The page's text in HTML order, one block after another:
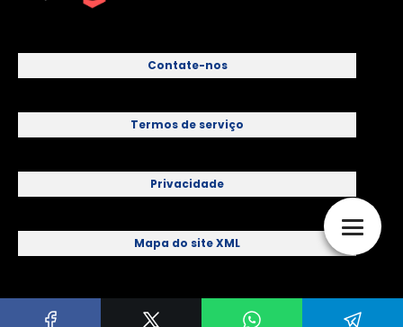
Contate-nos
Termos de serviço
Privacidade
Mapa do site XML